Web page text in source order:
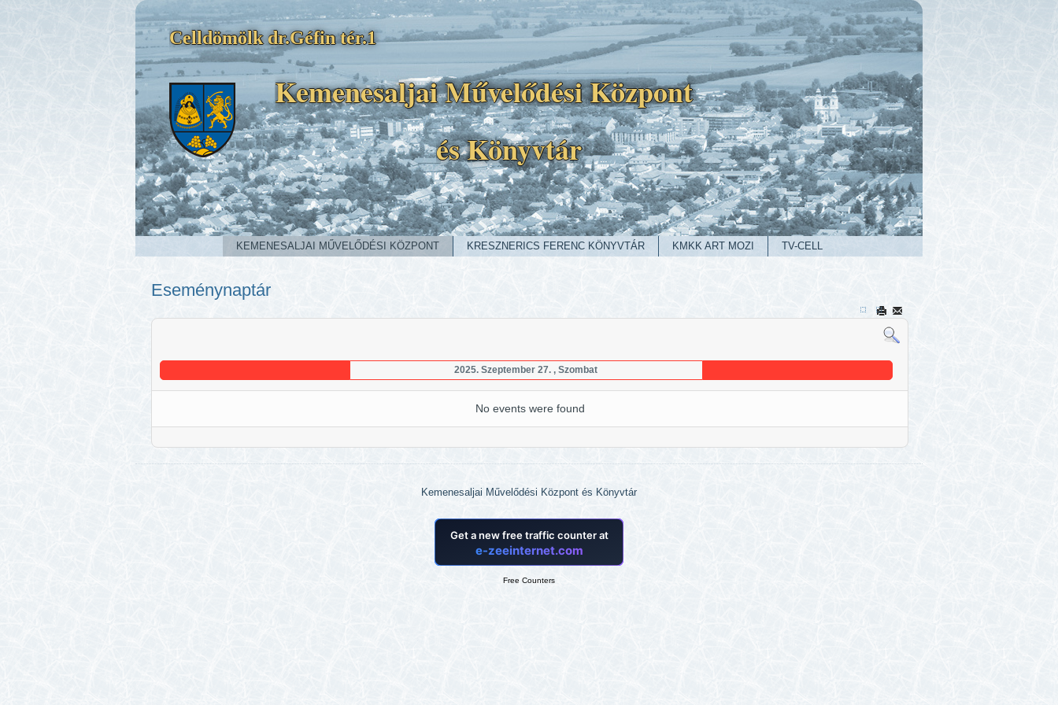
Kemenesaljai Művelődési Központ
Celldömölk dr.Géfin tér.1
és Könyvtár
KEMENESALJAI MŰVELŐDÉSI KÖZPONT KRESZNERICS FERENC KÖNYVTÁR KMKK ART MOZI TV-CELL
Eseménynaptár
2025. Szeptember 27. , Szombat
No events were found
Kemenesaljai Művelődési Központ és Könyvtár
Free Counters